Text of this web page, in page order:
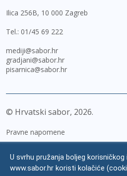
Ilica 256B, 10 000 Zagreb
Tel.: 01/45 69 222
mediji@sabor.hr
gradjani@sabor.hr
pisarnica@sabor.hr
© Hrvatski sabor, 2026
Pravne napomene
Zaštita osobnih podataka
U svrhu pružanja boljeg
www.sabor.hr koristi kolačiće